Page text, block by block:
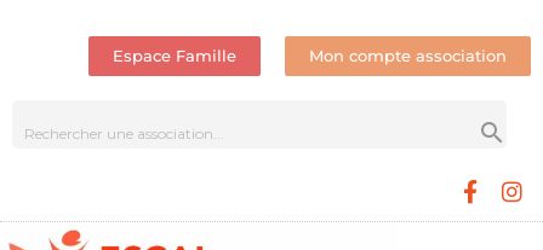
Espace Famille Mon compte association